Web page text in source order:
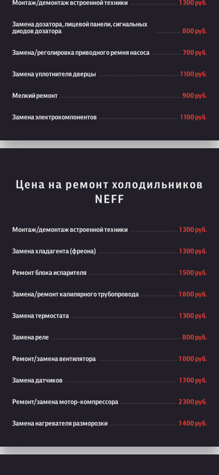
Монтаж/демонтаж встроенной техники 1 300 руб.
Замена дозатора, лицевой панели, сигнальных
диодов дозатора
800 руб.
Замена/реголировка приводного ремня насоса 700 руб.
Замена уплотнителя дверцы 1 100 руб.
Мелкий ремонт 900 руб.
Замена электрокомпонентов 1 100 руб.
Цена на ремонт холодильников
NEFF
Монтаж/демонтаж встроенной техники 1 300 руб.
Замена хладагента (фреона) 1 300 руб.
Ремонт блока испарителя 1 500 руб.
Замена/ремонт капилярного трубопровода 1 800 руб.
Замена термостата 1 300 руб.
Замена реле 800 руб.
Ремонт/замена вентилятора 1 000 руб.
Замена датчиков 1 700 руб.
Ремонт/замена мотор-компрессора 2 300 руб.
Замена нагревателя разморозки 1 400 руб.